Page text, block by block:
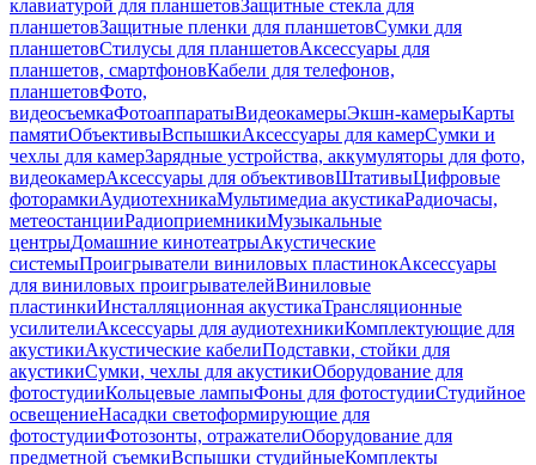
клавиатурой для планшетовЗащитные стекла для
планшетовЗащитные пленки для планшетовСумки для
планшетовСтилусы для планшетовАксессуары для
планшетов, смартфоновКабели для телефонов,
планшетовФото,
видеосъемкаФотоаппаратыВидеокамерыЭкшн-камерыКарты
памятиОбъективыВспышкиАксессуары для камерСумки и
чехлы для камерЗарядные устройства, аккумуляторы для фото,
видеокамерАксессуары для объективовШтативыЦифровые
фоторамкиАудиотехникаМультимедиа акустикаРадиочасы,
метеостанцииРадиоприемникиМузыкальные
центрыДомашние кинотеатрыАкустические
системыПроигрыватели виниловых пластинокАксессуары
для виниловых проигрывателейВиниловые
пластинкиИнсталляционная акустикаТрансляционные
усилителиАксессуары для аудиотехникиКомплектующие для
акустикиАкустические кабелиПодставки, стойки для
акустикиСумки, чехлы для акустикиОборудование для
фотостудииКольцевые лампыФоны для фотостудииСтудийное
освещениеНасадки светоформирующие для
фотостудииФотозонты, отражателиОборудование для
предметной съемкиВспышки студийныеКомплекты